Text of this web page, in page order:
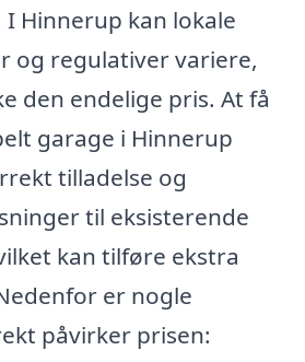
Hinnerup kan lokale
og regulativer variere,
den endelige pris. At få
garage i Hinnerup
tilladelse og
til eksisterende
kan tilføre ekstra
er nogle
påvirker prisen: